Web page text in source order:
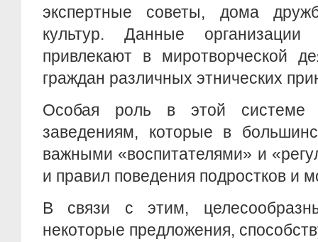
экспертные советы, дома
культур. Данные
привлекают в миротворческой
граждан различных этнических
Особая роль в этой системе
заведениям, которые в
важными «воспитателями» и
и правил поведения подростков и
В связи с этим,
некоторые предложения,